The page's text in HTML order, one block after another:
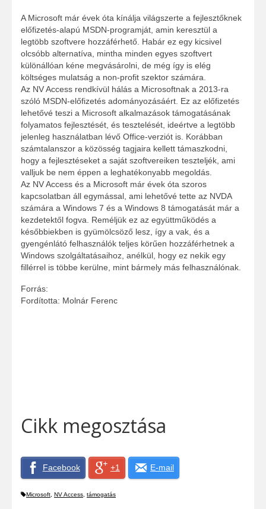
A Microsoft már évek óta kínálja világszerte a fejlesztőknek
előfizetés-alapú MSDN-programját, amin keresztül a
legtöbb szoftvere hozzáférhető. Habár ez egy kicsivel
olcsóbb alternatíva, mintha minden egyes szoftvert
különállóan kéne megvásárolni, de még így is elég
költséges mulatság a non-profit szektor számára.
Az NV Access rendkívül hálás a Microsoftnak a 2013-ra
szóló MSDN-előfizetés adományozásáért. Ez az előfizetés
lehetővé teszi a Microsoft alkalmazások támogatásának
folyamatos fejlesztését, és tesztelését, ideértve a legtöbb
jelenleg használatban lévő Office-verziót is. Korábban
számtalanszor a közösség tagjaira kellett támaszkodni,
hogy a fejlesztéseket a saját szoftvereiken teszteljék, ami
valljuk be nem éppen a leghatékonyabb megoldás.
Az NV Access és a Microsoft már évek óta szoros
kapcsolatban áll egymással, ami lehetővé tette az NVDA
számára a Windows 7 és a Windows 8 támogatását már a
kezdetektől fogva. Reméljük ez az együttműködés a
későbbiekben is gyümölcsöző lesz, így a vak, és a
gyengénlátó felhasználók teljes körűen hozzáférhetnek a
Windows szolgáltatásaihoz, anélkül, hogy ez nekik egy
fillérrel is többe kerülne, mint bármely más felhasználónak.
Forrás:
Fordította: Molnár Ferenc
Cikk megosztása
Facebook +1 E-mail
Microsoft, NV Access, támogatás